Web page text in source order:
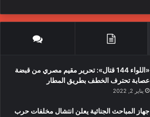
«اللواء 144 قتال»: تحرير مقيم مصري من قبضة
عصابة تحترف الخطف بطريق المطار
يناير 2, 2022
جهاز المباحث الجنائية يعلن انتشال مخلفات حرب